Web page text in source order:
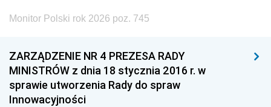
Monitor Polski rok 2026 poz. 745
ZARZĄDZENIE NR 4 PREZESA RADY
MINISTRÓW z dnia 18 stycznia 2016 r. w
sprawie utworzenia Rady do spraw
Innowacyjności